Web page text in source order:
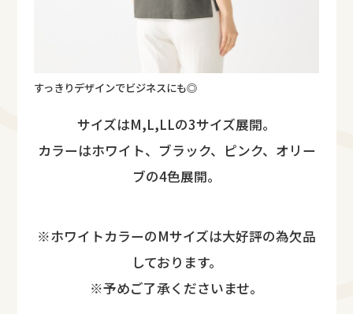
すっきりデザインでビジネスにも◎
サイズはM,L,LLの3サイズ展開。
カラーはホワイト、ブラック、ピンク、オリー
ブの4色展開。
※ホワイトカラーのMサイズは大好評の為欠品
しております。
※予めご了承くださいませ。